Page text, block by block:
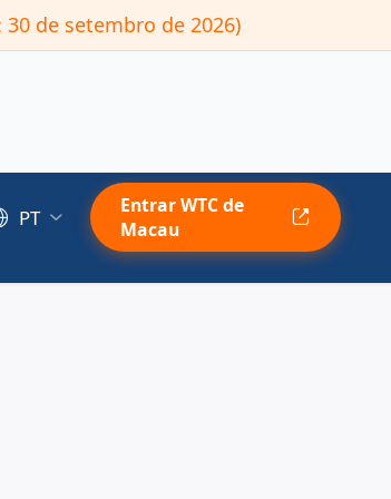
de setembro de 2026)
PT
Entrar WTC de
Macau